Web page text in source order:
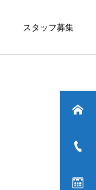
スタッフ募集